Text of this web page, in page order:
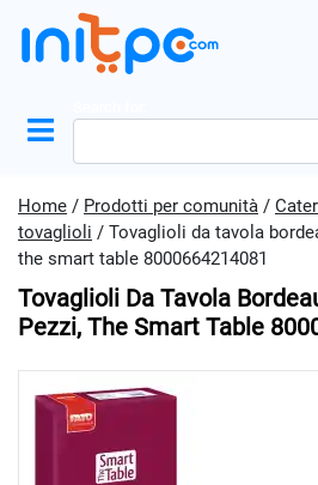
Home / Prodotti per comunità /
tovaglioli / Tovaglioli da tavola
the smart table 8000664214081
Tovaglioli Da Tavola
Pezzi, The Smart Table